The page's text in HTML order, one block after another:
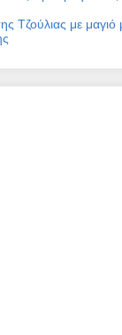
Τζούλιας με μαγιό